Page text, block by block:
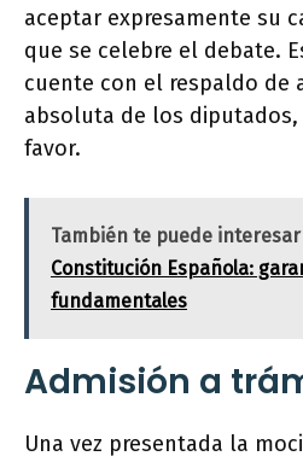
aceptar expresamente su
que se celebre el debate.
cuente con el respaldo de
absoluta de los diputados,
favor.
También te puede interesar
Constitución Española:
fundamentales
Admisión a
Una vez presentada la